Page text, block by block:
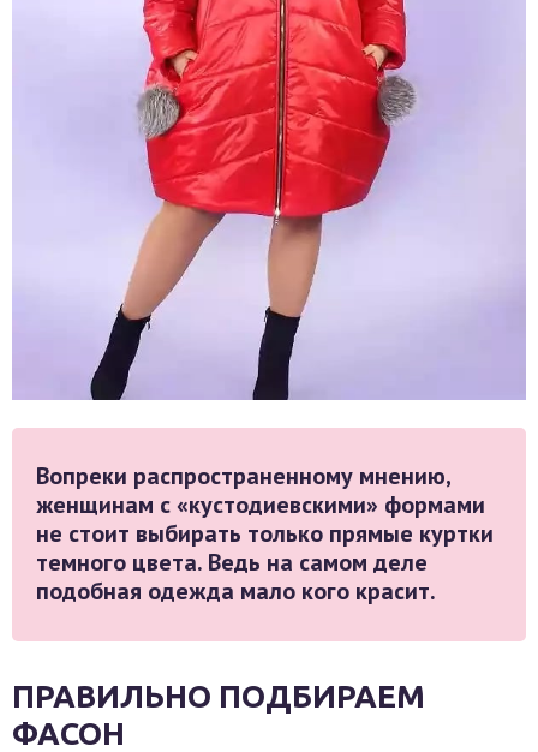
Вопреки распространенному мнению,
женщинам с «кустодиевскими» формами
не стоит выбирать только прямые куртки
темного цвета. Ведь на самом деле
подобная одежда мало кого красит.
ПРАВИЛЬНО ПОДБИРАЕМ
ФАСОН